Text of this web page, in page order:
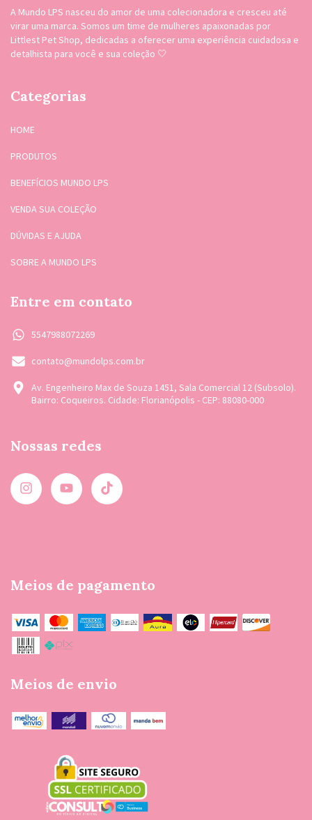
A Mundo LPS nasceu do amor de uma colecionadora e cresceu até
virar uma marca. Somos um time de mulheres apaixonadas por
Littlest Pet Shop, dedicadas a oferecer uma experiência cuidadosa e
detalhista para você e sua coleção 🤍
Categorias
HOME
PRODUTOS
BENEFÍCIOS MUNDO LPS
VENDA SUA COLEÇÃO
DÚVIDAS E AJUDA
SOBRE A MUNDO LPS
Entre em contato
5547988072269
contato@mundolps.com.br
Av. Engenheiro Max de Souza 1451, Sala Comercial 12 (Subsolo).
Bairro: Coqueiros. Cidade: Florianópolis - CEP: 88080-000
Nossas redes
Meios de pagamento
Meios de envio